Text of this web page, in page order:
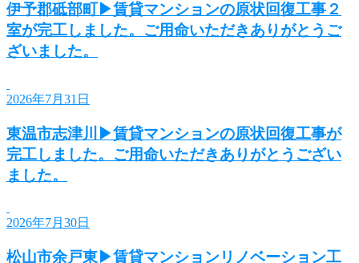
伊予郡砥部町▶賃貸マンションの原状回復工事２
室が完工しました。ご用命いただきありがとうご
ざいました。
2026年7月31日
東温市志津川▶賃貸マンションの原状回復工事が
完工しました。ご用命いただきありがとうござい
ました。
2026年7月30日
松山市余戸東▶賃貸マンションリノベーション工